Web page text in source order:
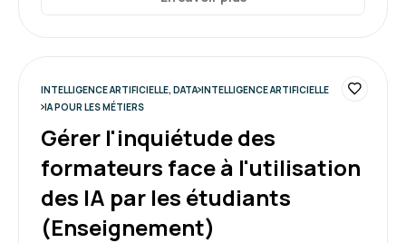
Guillaume B.
Formation riche. Au delà des exemples et de la
pratique, elle m'a donné une vision large sur l'IA
générative, ces opportunités, ses usages, ...
Formation : IA générative, état de l'art
INTELLIGENCE ARTIFICIELLE, DATA INTELLIGENCE ARTIFICIELLE
IA POUR LES MÉTIERS
Gérer l'inquiétude des
formateurs face à l'utilisation
des IA par les étudiants
(Enseignement)